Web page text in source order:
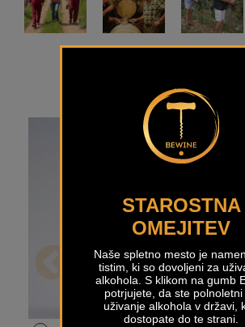
STAROSTNA
OMEJITEV
Naše spletno mesto je
tistim, ki so dovoljeni za
alkohola. S klikom na gumb
potrjujete, da ste polnoletni
uživanje alkohola v državi,
dostopate do te strani.